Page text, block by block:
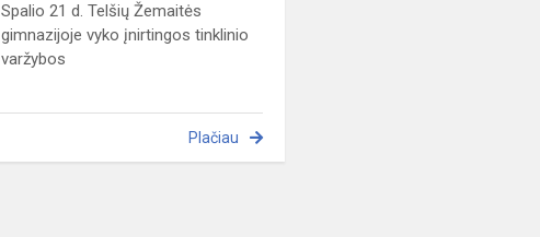
Spalio 21 d. Telšių Žemaitės
gimnazijoje vyko įnirtingos tinklinio
varžybos
Plačiau